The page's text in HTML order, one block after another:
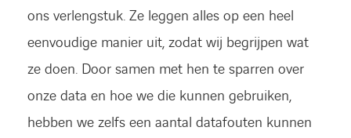
ons verlengstuk. Ze leggen alles op een heel
eenvoudige manier uit, zodat wij begrijpen wat
ze doen. Door samen met hen te sparren over
onze data en hoe we die kunnen gebruiken,
hebben we zelfs een aantal datafouten kunnen